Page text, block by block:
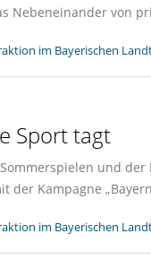
Nebeneinander von
im Bayerischen
Sport tagt
und
der Kampagne
im Bayerischen